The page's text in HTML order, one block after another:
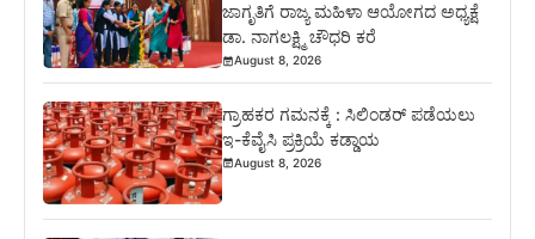
ಜಾಗೃತಿಗೆ ರಾಜ್ಯ ಮಹಿಳಾ ಆಯೋಗದ ಅಧ್ಯಕ್ಷೆ
ಡಾ. ನಾಗಲಕ್ಷ್ಮಿ ಚೌಧರಿ ಕರೆ
August 8, 2026
ಗ್ರಾಹಕರ ಗಮನಕ್ಕೆ : ಸಿಲಿಂಡರ್ ಪಡೆಯಲು
ಇ-ಕೆವೈಸಿ ಪ್ರಕ್ರಿಯೆ ಕಡ್ಡಾಯ
August 8, 2026